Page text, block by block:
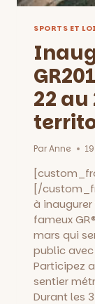
SPORTS ET
22
ParAnne
[/
à
fameux
mars qui
public
Participez
sentier
Durant les